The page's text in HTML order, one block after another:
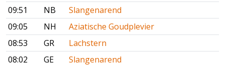
09:51
NB
Slangenarend
09:05
NH
Aziatische Goudplevier
08:53
GR
Lachstern
08:02
GE
Slangenarend